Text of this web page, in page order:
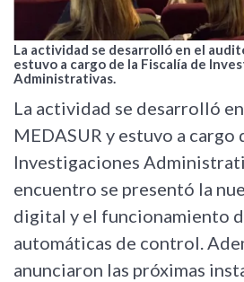
La actividad se desarrolló en el
estuvo a cargo de la Fiscalía de
Administrativas.
La actividad se desarrolló
MEDASUR y estuvo a cargo
Investigaciones
encuentro se presentó la
digital y el funcionamiento
automáticas de control.
anunciaron las próximas